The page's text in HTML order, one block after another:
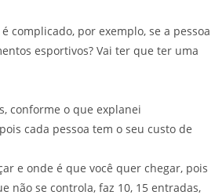
complicado, por exemplo, se a pessoa
esportivos? Vai ter que ter uma
conforme o que explanei
cada pessoa tem o seu custo de
e onde é que você quer chegar, pois
não se controla, faz 10, 15 entradas,